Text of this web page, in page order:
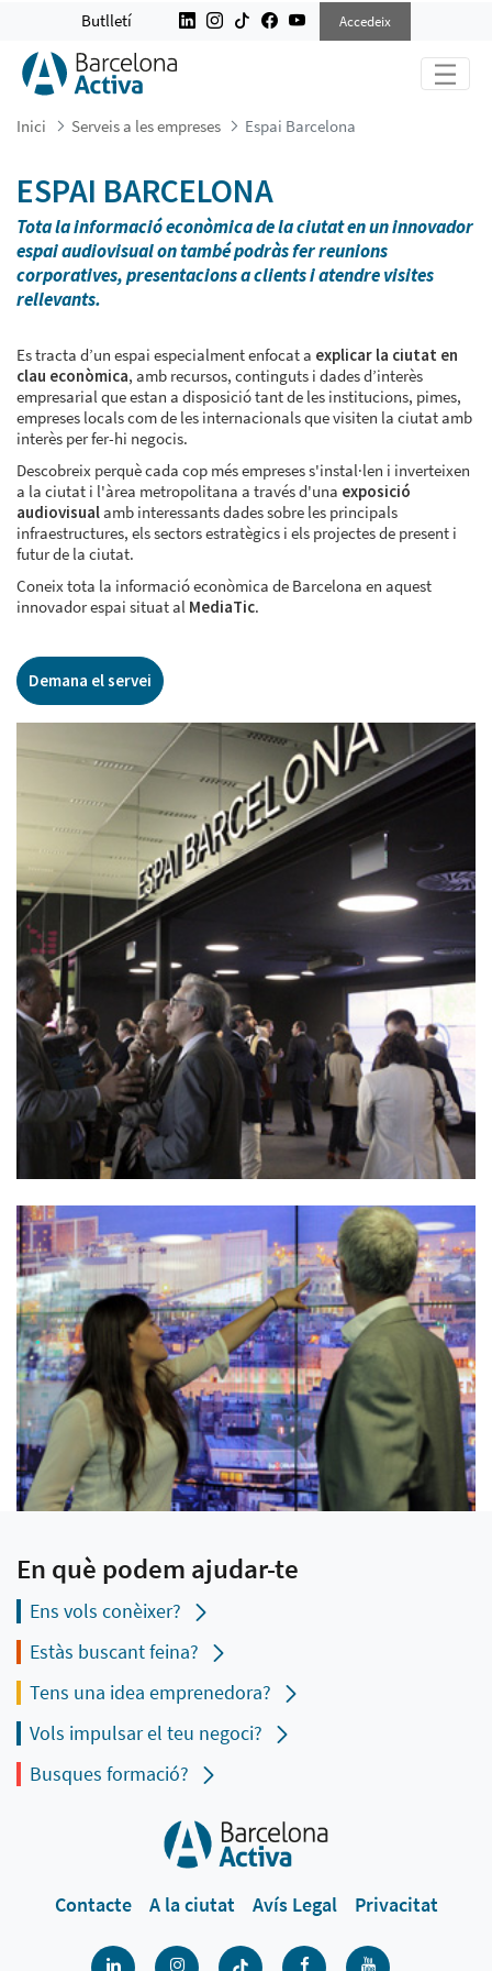
ESPAI BARCELONA
Butlletí Accedeix
Inici Serveis a les empreses Espai Barcelona
ESPAI BARCELONA
Tota la informació econòmica de la ciutat en un innovador
espai audiovisual on també podràs fer reunions
corporatives, presentacions a clients i atendre visites
rellevants.
Es tracta d’un espai especialment enfocat a explicar la ciutat en
clau econòmica, amb recursos, continguts i dades d’interès
empresarial que estan a disposició tant de les institucions, pimes,
empreses locals com de les internacionals que visiten la ciutat amb
interès per fer-hi negocis.
Descobreix perquè cada cop més empreses s'instal·len i inverteixen
a la ciutat i l'àrea metropolitana a través d'una exposició
audiovisualamb interessants dades sobre les principals
infraestructures, els sectors estratègics i els projectes de present i
futur de la ciutat.
Coneix tota la informació econòmica de Barcelona en aquest
innovador espai situat al MediaTic.
Demana el servei
En què podem ajudar-te
Ens vols conèixer?
Estàs buscant feina?
Tens una idea emprenedora?
Vols impulsar el teu negoci?
Busques formació?
Contacte A la ciutat Avís Legal Privacitat